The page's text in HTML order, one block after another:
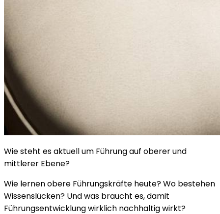
Wie steht es aktuell um Führung auf oberer und
mittlerer Ebene?
Wie lernen obere Führungskräfte heute? Wo bestehen
Wissenslücken? Und was braucht es, damit
Führungsentwicklung wirklich nachhaltig wirkt?